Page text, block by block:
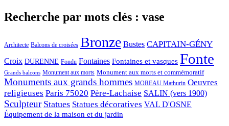
Recherche par mots clés : vase
Architecte Balcons de croisées Bronze Bustes CAPITAIN-GÉNY
Croix DURENNE Fondu Fontaines Fontaines et vasques Fonte
Grands balcons Monument aux morts Monument aux morts et commémoratif
Monuments aux grands hommes MOREAU Mathurin Oeuvres
religieuses Paris 75020 Père-Lachaise SALIN (vers 1900)
Sculpteur Statues Statues décoratives VAL D'OSNE
Équipement de la maison et du jardin